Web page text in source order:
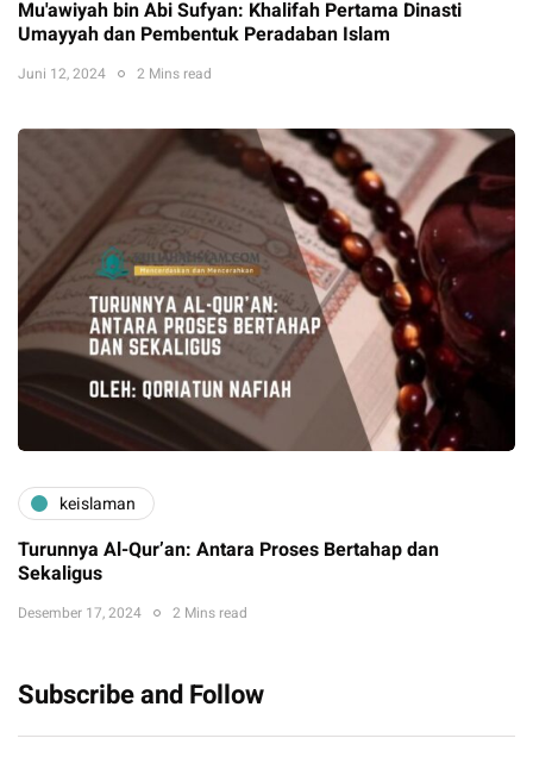
Mu'awiyah bin Abi Sufyan: Khalifah Pertama Dinasti
Umayyah dan Pembentuk Peradaban Islam
Juni 12, 2024 2 Mins read
keislaman
Turunnya Al-Qur’an: Antara Proses Bertahap dan
Sekaligus
Desember 17, 2024 2 Mins read
Subscribe and Follow